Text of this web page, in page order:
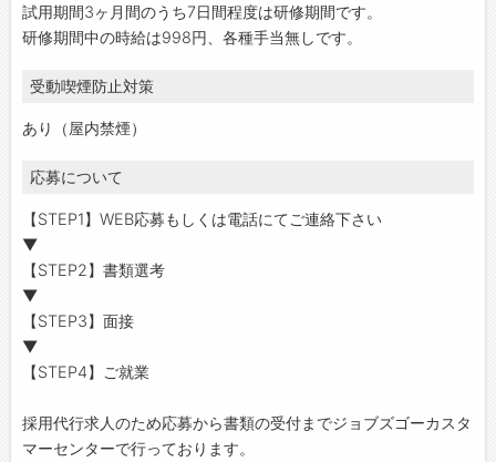
試用期間3ヶ月間のうち7日間程度は研修期間です。
研修期間中の時給は998円、各種手当無しです。
受動喫煙防止対策
あり（屋内禁煙）
応募について
【STEP1】WEB応募もしくは電話にてご連絡下さい
▼
【STEP2】書類選考
▼
【STEP3】面接
▼
【STEP4】ご就業
採用代行求人のため応募から書類の受付までジョブズゴーカスタ
マーセンターで行っております。